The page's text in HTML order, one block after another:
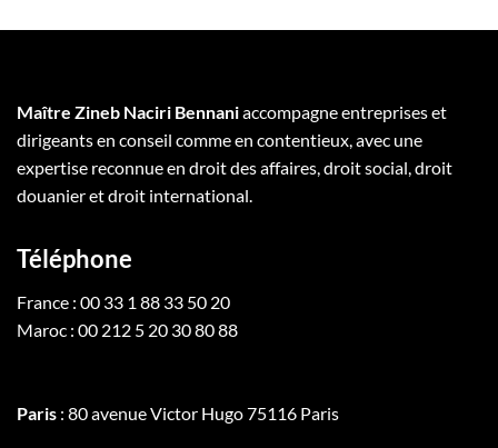
Maître Zineb Naciri Bennaniaccompagne entreprises et
dirigeants en conseil comme en contentieux, avec une
expertise reconnue en droit des affaires, droit social, droit
douanier et droit international.
Téléphone
France : 00 33 1 88 33 50 20
Maroc : 00 212 5 20 30 80 88
Paris : 80 avenue Victor Hugo 75116 Paris